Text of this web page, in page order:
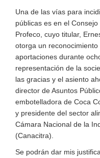
Una de las vías para
públicas es en el
Profeco, cuyo titular,
otorga un
aportaciones durante
representación de la
las gracias y el asiento
director de Asuntos
embotelladora de Coca
y presidente del sector
Cámara Nacional de la
(Canacitra).
Se podrán dar mis